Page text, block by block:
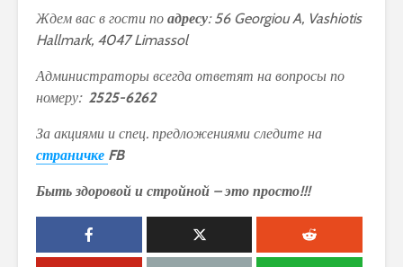
Ждем вас в гости по адресу: 56 GeorgiouA, Vashiotis
Hallmark, 4047Limassol
Администраторы всегда ответят на вопросы по
номеру: 2525-6262
За акциями и спец. предложениями следите на
страничке FB
Быть здоровой и стройной – это просто!!!